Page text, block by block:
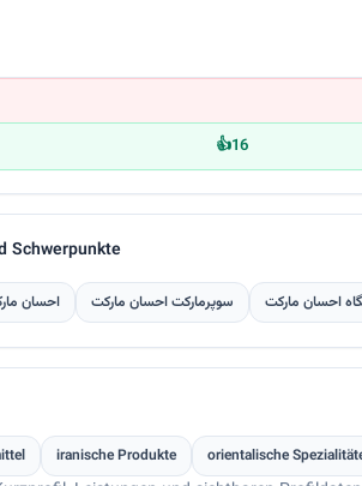
👍16
Schwerpunkte
احسان سوپرمارکت احسان مارکت احسان مارکت
iranische Produkte orientalische